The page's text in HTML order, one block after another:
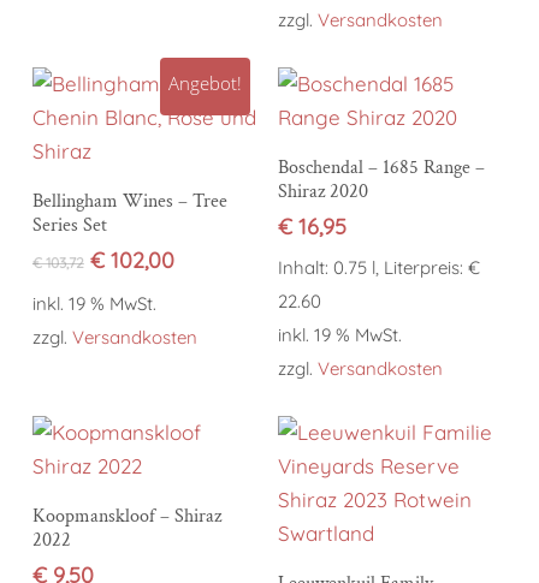
zzgl.Versandkosten
Angebot!
In den Warenkorb
Bellingham Wines – Tree
Series Set
€103,72 Ursprünglicher
war:
€ 103,72
€102,00Aktueller
€ 102,00.
inkl. 19 % MwSt.
zzgl. Versandkosten
In den Warenkorb
Boschendal – 1685 Range –
Shiraz 2020
€16,95
Inhalt: 0.75 l, Literpreis: €
22.60
inkl. 19 % MwSt.
zzgl.Versandkosten
In den Warenkorb
Koopmanskloof – Shiraz
2022
€9,50 In den Warenkorb